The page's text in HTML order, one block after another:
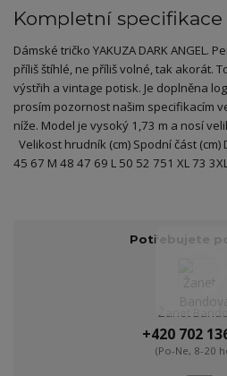
Kompletní specifikace
Dámské tričko YAKUZA DARK ANGEL.
příliš štíhlé, ne příliš volné, tak akorát.
výstřih a vintage potisk. Je doplněna
prosím pozornost našim specifikacím
níže. Model je vysoký 1,73 m a nosí
Velikost hrudník (cm) Spodní část (cm)
45 67 M 48 47 69 L 50 52 751 XL 73
Potřebujete
Žanet
+420 702
(Po-Ne, 8-20